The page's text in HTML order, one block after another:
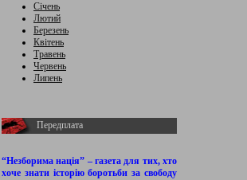
Січень
Лютий
Березень
Квітень
Травень
Червень
Липень
Передплата
“Незборима нація” – газета для тих, хто
хоче знати історію боротьби за свободу